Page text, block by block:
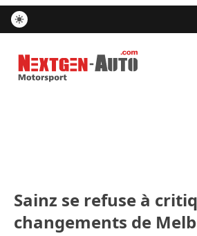
Nextgen-Auto.com
Sainz se refuse à
changements de